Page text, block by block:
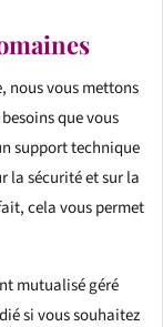
nous vous mettons
que vous
support technique
la sécurité et sur la
cela vous permet
mutualisé géré
si vous souhaitez